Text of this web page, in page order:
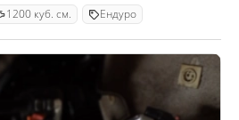
1200 куб. см. Ендуро